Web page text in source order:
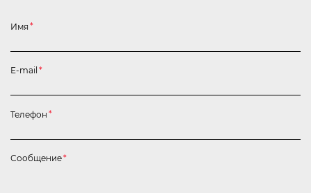
Имя *
E-mail *
Телефон *
Сообщение*